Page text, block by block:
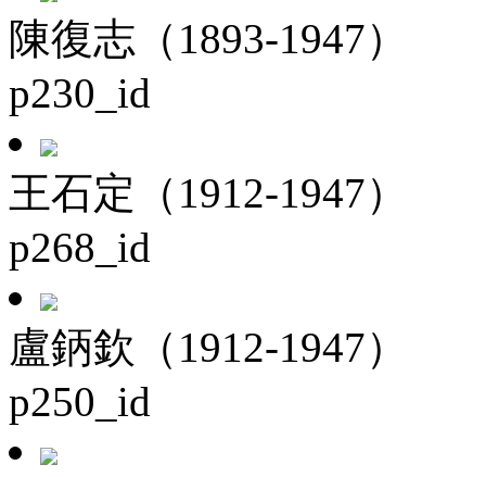
陳復志（1893-1947）
p230_id
王石定（1912-1947）
p268_id
盧鈵欽（1912-1947）
p250_id